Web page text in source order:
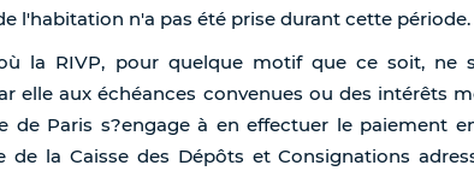
l'habitation n'a pas été prise durant cette période.
la RIVP, pour quelque motif que ce soit, ne
elle aux échéances convenues ou des intérêts
de Paris s?engage à en effectuer le paiement
de la Caisse des Dépôts et Consignations